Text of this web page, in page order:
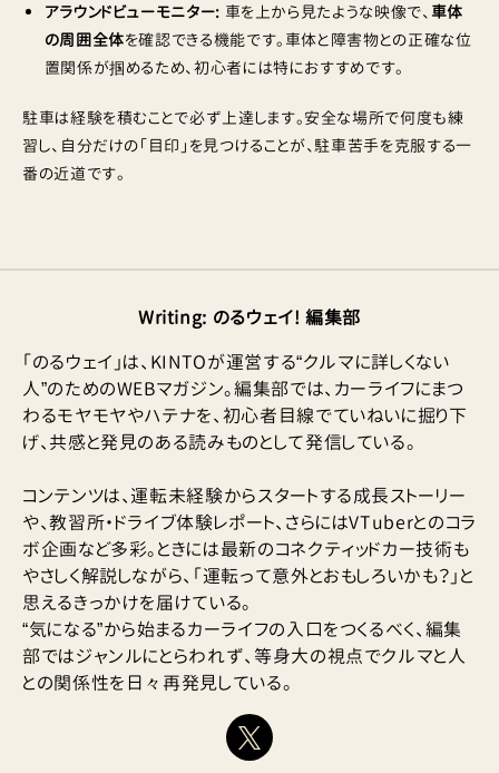
アラウンドビューモニター: 車を上から見たような映像で、 車体
の周囲全体を確認できる機能です。車体と障害物との正確な位
置関係が掴めるため、初心者には特におすすめです。
駐車は経験を積むことで必ず上達します。安全な場所で何度も練
習し、自分だけの「目印」を見つけることが、駐車苦手を克服する一
番の近道です。
Writing: のるウェイ! 編集部
「のるウェイ」は、KINTOが運営する“クルマに詳しくない
人”のためのWEBマガジン。編集部では、カーライフにまつ
わるモヤモヤやハテナを、初心者目線でていねいに掘り下
げ、共感と発見のある読みものとして発信している。
コンテンツは、運転未経験からスタートする成長ストーリー
や、教習所・ドライブ体験レポート、さらにはVTuberとのコラ
ボ企画など多彩。ときには最新のコネクティッドカー技術も
やさしく解説しながら、「運転って意外とおもしろいかも？」と
思えるきっかけを届けている。
“気になる”から始まるカーライフの入口をつくるべく、編集
部ではジャンルにとらわれず、等身大の視点でクルマと人
との関係性を日々再発見している。